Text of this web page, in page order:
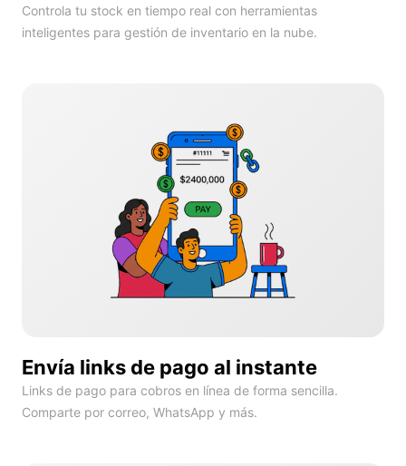
Controla tu stock en tiempo real con herramientas
inteligentes para gestión de inventario en la nube.
Envía links de pago al instante
Links de pago para cobros en línea de forma sencilla.
Comparte por correo, WhatsApp y más.